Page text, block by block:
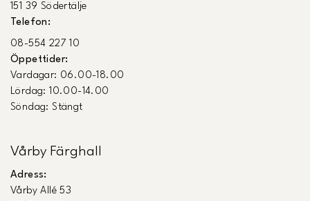
151 39 Södertälje
Telefon:
08-554 227 10
Öppettider:
Vardagar: 06.00-18.00
Lördag: 10.00-14.00
Söndag: Stängt
Vårby Färghall
Adress:
Vårby Allé 53